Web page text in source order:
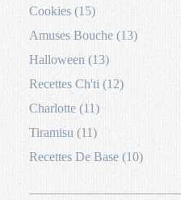
Cookies (15)
Amuses Bouche (13)
Halloween (13)
Recettes Ch'ti (12)
Charlotte (11)
Tiramisu (11)
Recettes De Base (10)